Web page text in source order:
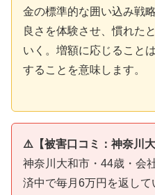
金の標準的な囲い込み戦
良さを体験させ、慣れた
いく。増額に応じること
することを意味します。
⚠️【被害口コミ：神奈川
神奈川大和市・44歳・会
済中で毎月6万円を返し